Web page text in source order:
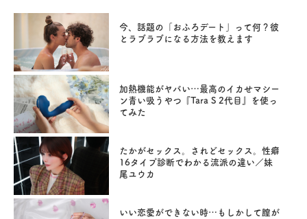
今、話題の「おふろデート」って何？彼
とラブラブになる方法を教えます
加熱機能がヤバい…最高のイカせマシー
ン青い吸うやつ『Tara S 2代目』を使っ
てみた
たかがセックス。されどセックス。性癖
16タイプ診断でわかる流派の違い／妹
尾ユウカ
いい恋愛ができない時…もしかして膣が